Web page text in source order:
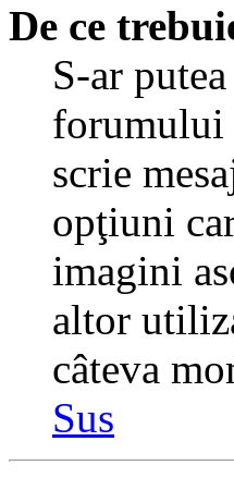
De ce
S-ar
forumului
scrie
opţiuni
imagini
altor
câteva
Sus